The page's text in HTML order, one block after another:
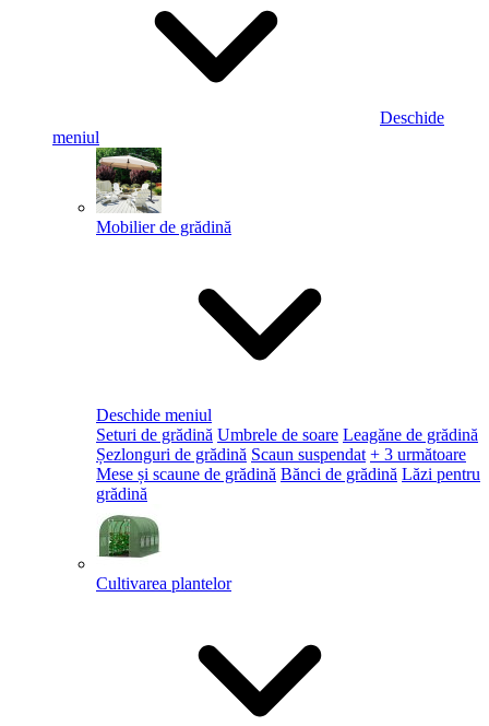
Deschide
meniul
Mobilier de grădină
Deschide meniul
Seturi de grădină Umbrele de soare Leagăne de grădină
Șezlonguri de grădină Scaun suspendat + 3 următoare
Mese și scaune de grădină Bănci de grădină Lăzi pentru
grădină
Cultivarea plantelor